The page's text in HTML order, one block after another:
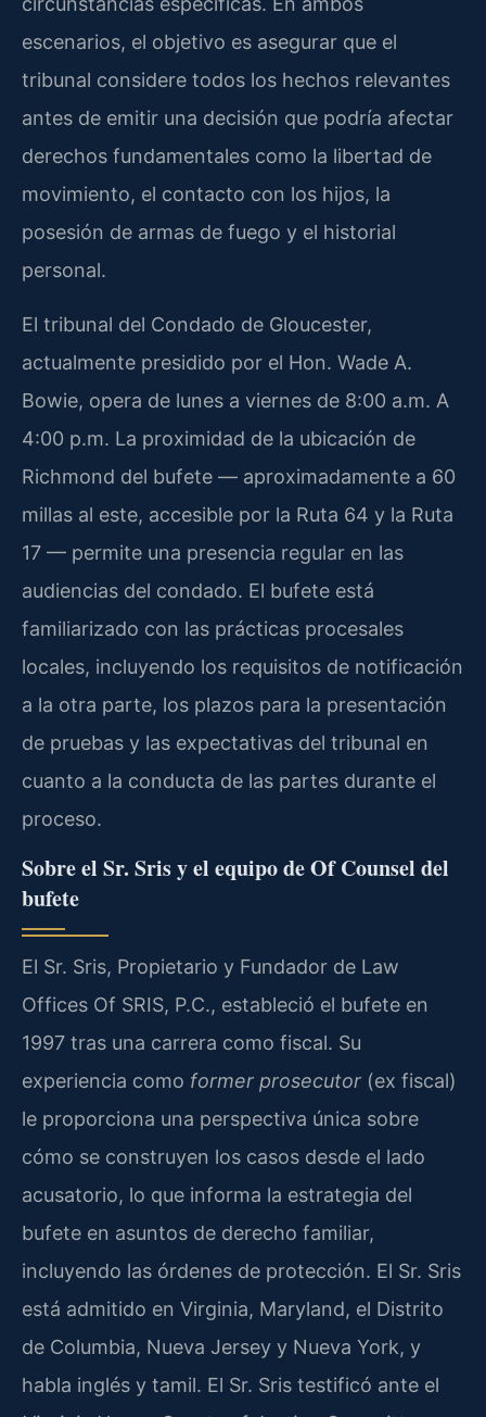
escenarios, el objetivo es asegurar que el
tribunal considere todos los hechos relevantes
antes de emitir una decisión que podría afectar
derechos fundamentales como la libertad de
movimiento, el contacto con los hijos, la
posesión de armas de fuego y el historial
personal.
El tribunal del Condado de Gloucester,
actualmente presidido por el Hon. Wade A.
Bowie, opera de lunes a viernes de 8:00 a.m. A
4:00 p.m. La proximidad de la ubicación de
Richmond del bufete — aproximadamente a 60
millas al este, accesible por la Ruta 64 y la Ruta
17 — permite una presencia regular en las
audiencias del condado. El bufete está
familiarizado con las prácticas procesales
locales, incluyendo los requisitos de notificación
a la otra parte, los plazos para la presentación
de pruebas y las expectativas del tribunal en
cuanto a la conducta de las partes durante el
proceso.
Sobre el Sr. Sris y el equipo de Of Counsel del
bufete
El Sr. Sris, Propietario y Fundador de Law
Offices Of SRIS, P.C., estableció el bufete en
1997 tras una carrera como fiscal. Su
experiencia como former prosecutor (ex fiscal)
le proporciona una perspectiva única sobre
cómo se construyen los casos desde el lado
acusatorio, lo que informa la estrategia del
bufete en asuntos de derecho familiar,
incluyendo las órdenes de protección. El Sr. Sris
está admitido en Virginia, Maryland, el Distrito
de Columbia, Nueva Jersey y Nueva York, y
habla inglés y tamil. El Sr. Sris testificó ante el